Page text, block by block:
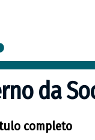
da
completo